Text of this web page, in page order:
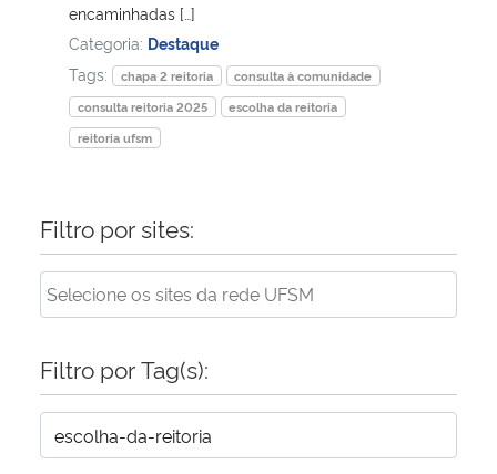
Secretaria de Governo
Gabinete de Segurança Institucional
Banco Central do Brasil
Planalto
encaminhadas […]
Categoria: Destaque
Tags:
chapa 2 reitoria
consulta à comunidade
consulta reitoria 2025
escolha da reitoria
reitoria ufsm
Filtro por sites:
Filtro por Tag(s):